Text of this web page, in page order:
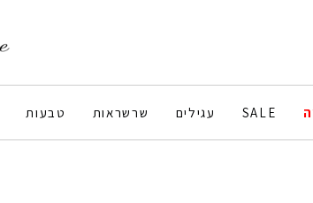
SALE עגילים שרשראות טבעות